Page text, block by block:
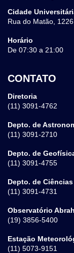
Cidade
Rua do Matão,
Horário
De 07:30 a 21:00
CONTATO
Diretoria
(11) 3091-4762
Depto. de
(11) 3091-2710
Depto. de
(11) 3091-4755
Depto. de
(11) 3091-4731
Observatório
(19) 3856-5400
Estação
(11) 5073-9151